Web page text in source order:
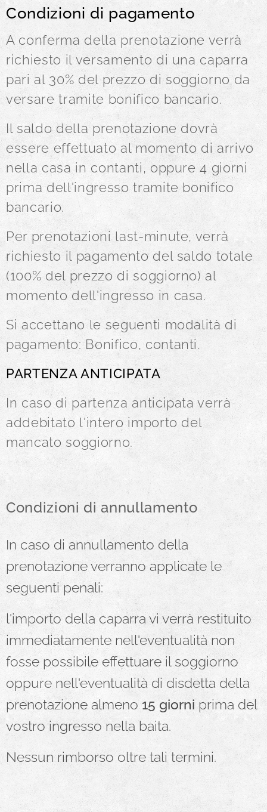
Condizioni di pagamento
A conferma della prenotazione verrà
richiesto il versamento di una caparra
pari al 30% del prezzo di soggiorno da
versare tramite bonifico bancario.
Il saldo della prenotazione dovrà
essere effettuato al momento di arrivo
nella casa in contanti, oppure 4 giorni
prima dell'ingresso tramite bonifico
bancario.
Per prenotazioni last-minute, verrà
richiesto il pagamento del saldo totale
(100% del prezzo di soggiorno) al
momento dell'ingresso in casa.
Si accettano le seguenti modalità di
pagamento: Bonifico, contanti.
PARTENZA ANTICIPATA
In caso di partenza anticipata verrà
addebitato l'intero importo del
mancato soggiorno.
Condizioni di annullamento
In caso di annullamento della
prenotazione verranno applicate le
seguenti penali:
l'importo della caparra vi verrà restituito
immediatamente nell'eventualità non
fosse possibile effettuare il soggiorno
oppure nell'eventualità di disdetta della
prenotazione almeno15 giorni prima del
vostro ingresso nella baita.
Nessun rimborso oltre tali termini.